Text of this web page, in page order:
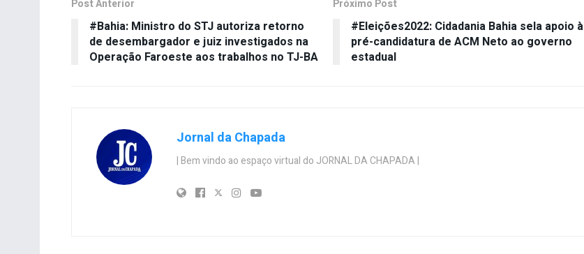
Post Anterior
#Bahia: Ministro do STJ autoriza retorno
de desembargador e juiz investigados na
Operação Faroeste aos trabalhos no TJ-BA
Próximo Post
#Eleições2022: Cidadania Bahia sela apoio à
pré-candidatura de ACM Neto ao governo
estadual
Jornal da Chapada
| Bem vindo ao espaço virtual do JORNAL DA CHAPADA |